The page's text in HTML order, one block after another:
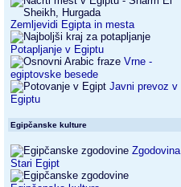
Zemljevidi Egipta in mesta
Potapljanje v Egiptu
Vrne -
egiptovske besede
Javni prevoz v
Egiptu
Egipčanske kulture
Zgodovina
Stari Egipt